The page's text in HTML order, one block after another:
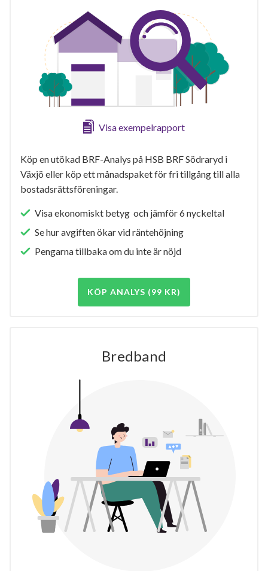
Visa exempelrapport
Köp en utökad BRF-Analys på HSB BRF Södraryd i
Växjö eller köp ett månadspaket för fri tillgång till alla
bostadsrättsföreningar.
Visa ekonomiskt betyg och jämför 6 nyckeltal
Se hur avgiften ökar vid räntehöjning
Pengarna tillbaka om du inte är nöjd
KÖP ANALYS (99 KR)
Bredband